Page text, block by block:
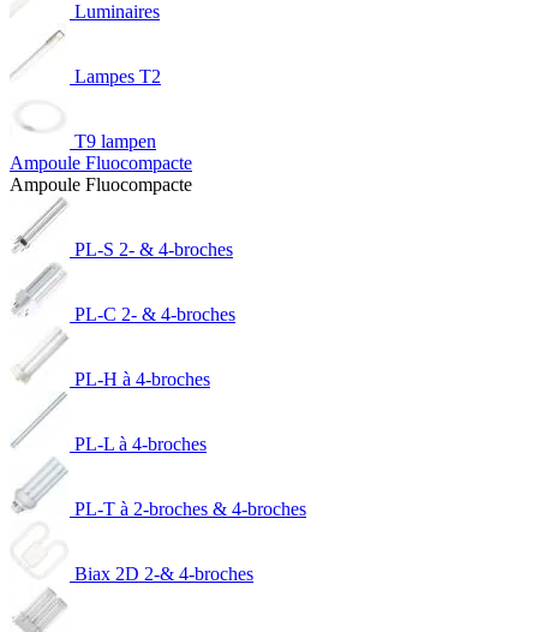
Luminaires
Lampes T2
T9 lampen
Ampoule Fluocompacte
Ampoule Fluocompacte
PL-S 2- & 4-broches
PL-C 2- & 4-broches
PL-H à 4-broches
PL-L à 4-broches
PL-T à 2-broches & 4-broches
Biax 2D 2-& 4-broches